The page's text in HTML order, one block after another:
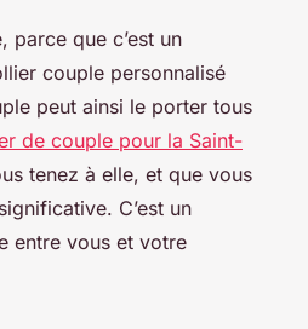
parce que c’est un
couple personnalisé
peut ainsi le porter tous
de couple pour la Saint-
tenez à elle, et que vous
C’est un
entre vous et votre